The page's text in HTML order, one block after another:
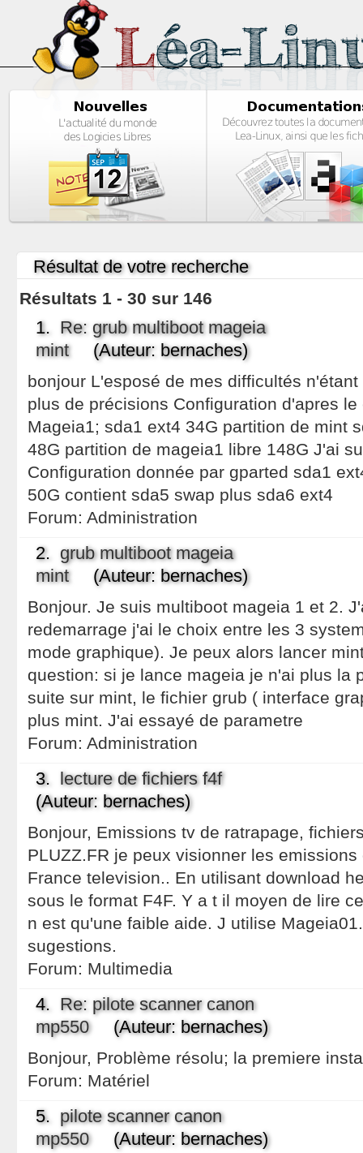
Résultat de votre recherche
Résultats 1 - 30 sur 146
1. Re: grub multiboot mageia
mint(Auteur: bernaches)
bonjour L'esposé de mes difficultés
plus de précisions Configuration d'apres
Mageia1; sda1 ext4 34G partition de mint
48G partition de mageia1 libre 148G J'ai
Configuration donnée par gparted sda1
50G contient sda5 swap plus sda6 ext4
Forum: Administration
2. grub multiboot mageia
mint(Auteur: bernaches)
Bonjour. Je suis multiboot mageia 1 et 2.
redemarrage j'ai le choix entre les 3
mode graphique). Je peux alors lancer
question: si je lance mageia je n'ai plus la
suite sur mint, le fichier grub ( interface
plus mint. J'ai essayé de parametre
Forum: Administration
3. lecture de fichiers f4f
(Auteur: bernaches)
Bonjour, Emissions tv de ratrapage,
PLUZZ.FR je peux visionner les
France television.. En utilisant download
sous le format F4F. Y a t il moyen de lire
n est qu'une faible aide. J utilise
sugestions.
Forum: Multimedia
4. Re: pilote scanner canon
mp550(Auteur: bernaches)
Bonjour, Problème résolu; la premiere
Forum: Matériel
5. pilote scanner canon
mp550(Auteur: bernaches)